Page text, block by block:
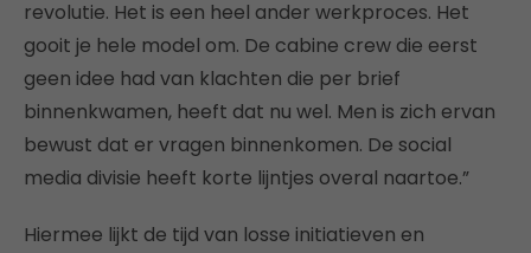
revolutie. Het is een heel ander werkproces. Het
gooit je hele model om. De cabine crew die eerst
geen idee had van klachten die per brief
binnenkwamen, heeft dat nu wel. Men is zich ervan
bewust dat er vragen binnenkomen. De social
media divisie heeft korte lijntjes overal naartoe.”
Hiermee lijkt de tijd van losse initiatieven en